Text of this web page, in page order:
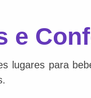
e
lugares para